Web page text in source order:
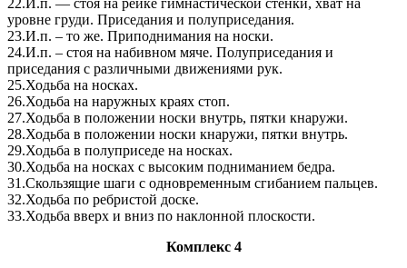
уровне груди. Приседания и полуприседания.
23.И.п. – то же. Приподнимания на носки.
24.И.п. – стоя на набивном мяче. Полуприседания и
приседания с различными движениями рук.
25.Ходьба на носках.
26.Ходьба на наружных краях стоп.
27.Ходьба в положении носки внутрь, пятки кнаружи.
28.Ходьба в положении носки кнаружи, пятки внутрь.
29.Ходьба в полуприседе на носках.
30.Ходьба на носках с высоким подниманием бедра.
31.Скользящие шаги с одновременным сгибанием пальцев.
32.Ходьба по ребристой доске.
33.Ходьба вверх и вниз по наклонной плоскости.
Комплекс 4